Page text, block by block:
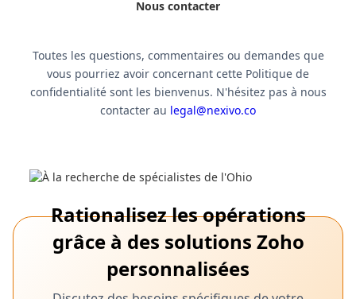
Nous contacter
Toutes les questions, commentaires ou demandes que
vous pourriez avoir concernant cette Politique de
confidentialité sont les bienvenus. N'hésitez pas à nous
contacter au legal@nexivo.co
Rationalisez les opérations
grâce à des solutions Zoho
personnalisées